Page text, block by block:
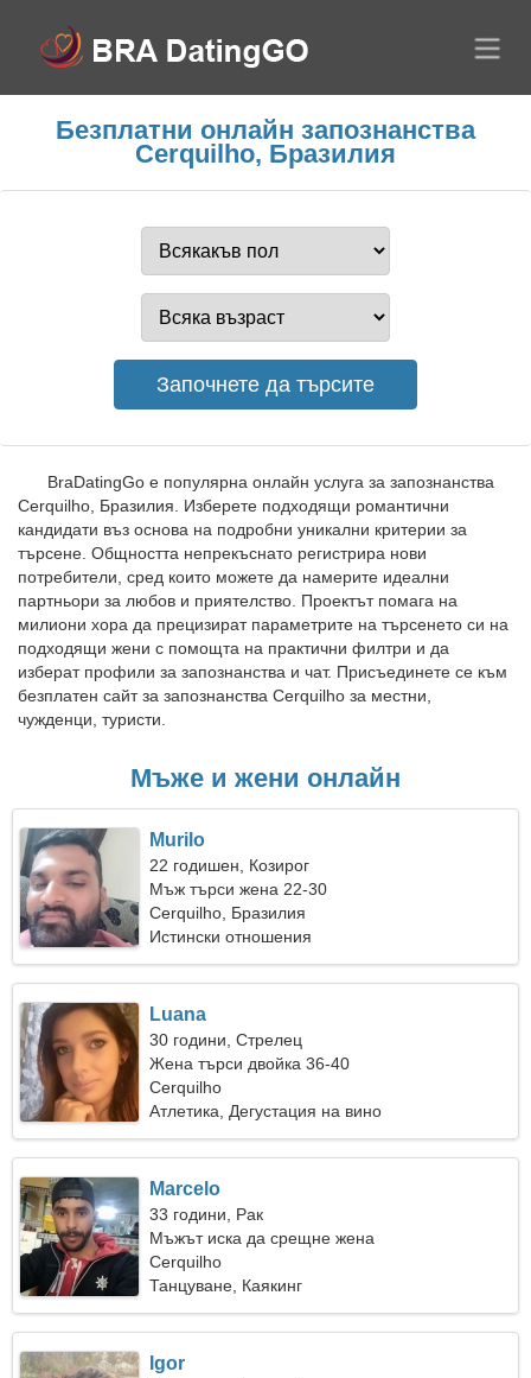
Безплатни онлайн запознанства
Cerquilho, Бразилия
BraDatingGo е популярна онлайн услуга за запознанства
Cerquilho, Бразилия. Изберете подходящи романтични
кандидати въз основа на подробни уникални критерии за
търсене. Общността непрекъснато регистрира нови
потребители, сред които можете да намерите идеални
партньори за любов и приятелство. Проектът помага на
милиони хора да прецизират параметрите на търсенето си на
подходящи жени с помощта на практични филтри и да
изберат профили за запознанства и чат. Присъединете се към
безплатен сайт за запознанства Cerquilho за местни,
чужденци, туристи.
Мъже и жени онлайн
Murilo
22 годишен, Козирог
Мъж търси жена 22-30
Cerquilho, Бразилия
Истински отношения
Luana
30 години, Стрелец
Жена търси двойка 36-40
Cerquilho
Атлетика, Дегустация на вино
Marcelo
33 години, Рак
Мъжът иска да срещне жена
Cerquilho
Танцуване, Каякинг
Igor